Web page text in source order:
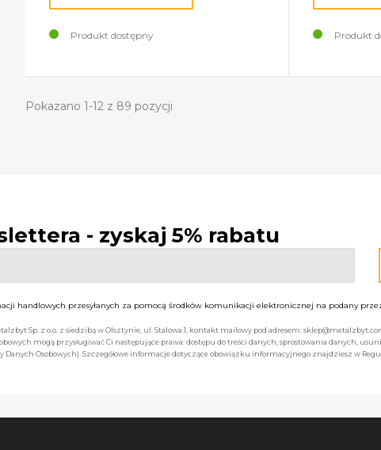
Produkt dostępny Produkt
Pokazano 1-12 z 89 pozycji
- zyskaj 5% rabatu
handlowych przesyłanych za pomocą środków komunikacji elektronicznej na podany
Sp. z o.o. z siedzibą w Olsztynie, ul. Stalowa 1, kontakt mailowy pod adresem:
mogą przysługiwać Ci następujące prawa: dostępu do treści danych, sprostowania danych,
Danych Osobowych). Szczegółowe informacje dotyczące obowiązku informacyjnego znajdziesz w